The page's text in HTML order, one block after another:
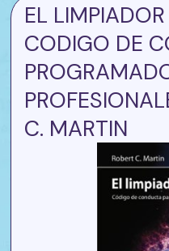
EL
CODIGO DE
C. MARTIN